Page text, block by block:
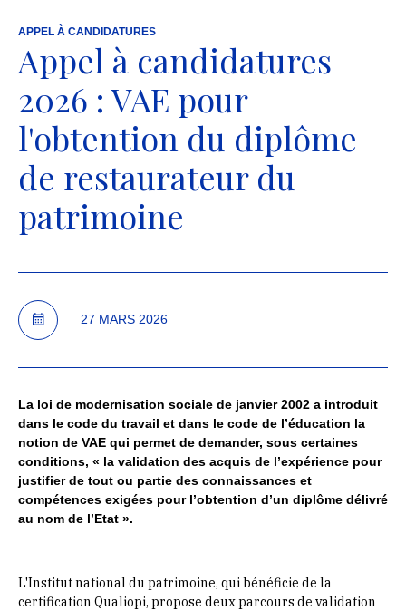
APPEL À CANDIDATURES
Appel à candidatures
2026 : VAE pour
l'obtention du diplôme
de restaurateur du
patrimoine
27 MARS 2026
La loi de modernisation sociale de janvier 2002 a introduit
dans le code du travail et dans le code de l’éducation la
notion de VAE qui permet de demander, sous certaines
conditions, « la validation des acquis de l’expérience pour
justifier de tout ou partie des connaissances et
compétences exigées pour l’obtention d’un diplôme délivré
au nom de l’Etat ».
L'Institut national du patrimoine, qui bénéficie de la
certification Qualiopi, propose deux parcours de validation